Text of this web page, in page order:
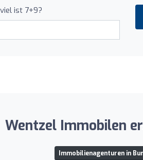
ist 7+9?
Wentzel Immobilen
Immobilienagenturen in